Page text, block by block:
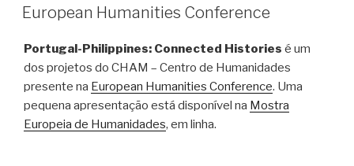
ON
European Humanities Conference
Portugal-Philippines: Connected Histories é um
dos projetos do CHAM – Centro de Humanidades
presente na European Humanities Conference. Uma
pequena apresentação está disponível na Mostra
Europeia de Humanidades, em linha.